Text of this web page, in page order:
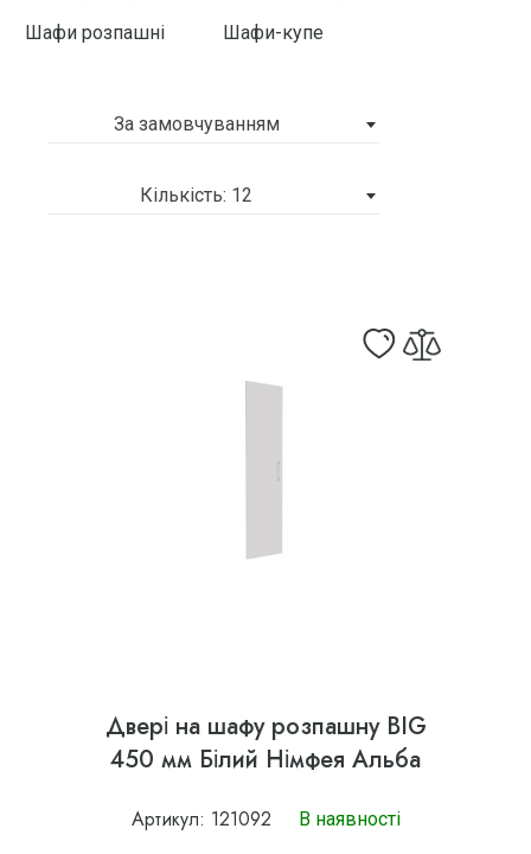
Шафи розпашні Шафи-купе
За замовчуванням
Кількість: 12
Двері на шафу розпашну BIG
450 мм Білий Німфея Альба
Артикул: 121092 В наявності